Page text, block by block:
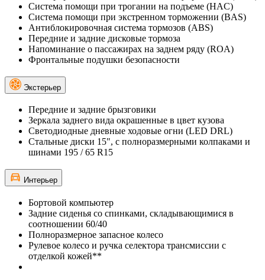
Cистема помощи при трогании на подъеме (HAC)
Система помощи при экстренном торможении (BAS)
Антиблокировочная система тормозов (ABS)
Передние и задние дисковые тормоза
Напоминание о пассажирах на заднем ряду (ROA)
Фронтальные подушки безопасности
Экстерьер
Передние и задние брызговики
Зеркала заднего вида окрашенные в цвет кузова
Светодиодные дневные ходовые огни (LED DRL)
Стальные диски 15", с полноразмерными колпаками и
шинами 195 / 65 R15
Интерьер
Бортовой компьютер
Задние сиденья со спинками, складывающимися в
соотношении 60/40
Полноразмерное запасное колесо
Рулевое колесо и ручка селектора трансмиссии с
отделкой кожей**